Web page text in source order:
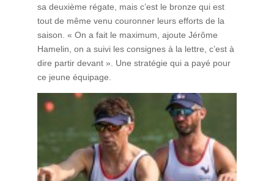
sa deuxième régate, mais c’est le bronze qui est
tout de même venu couronner leurs efforts de la
saison. « On a fait le maximum, ajoute Jérôme
Hamelin, on a suivi les consignes à la lettre, c’est à
dire partir devant ». Une stratégie qui a payé pour
ce jeune équipage.